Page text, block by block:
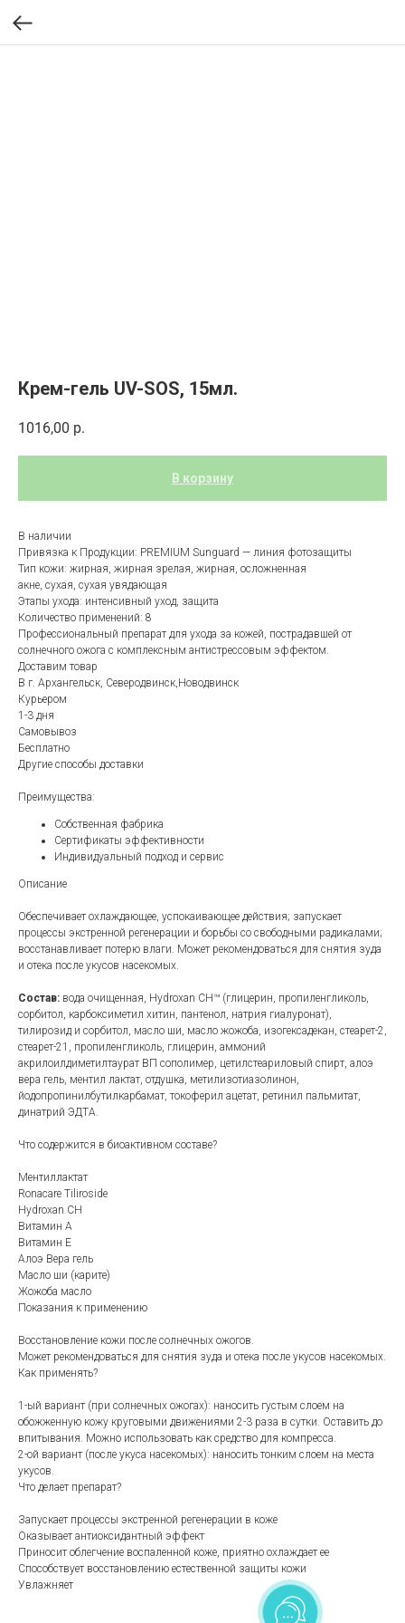
Крем-гель UV-SOS, 15мл.
1016,00 р.
В корзину
В наличии
Привязка к Продукции: PREMIUM Sunguard — линия фотозащиты
Тип кожи: жирная, жирная зрелая, жирная, осложненная
акне, сухая, сухая увядающая
Этапы ухода: интенсивный уход, защита
Количество применений: 8
Профессиональный препарат для ухода за кожей, пострадавшей от
солнечного ожога с комплексным антистрессовым эффектом.
Доставим товар
В г. Архангельск, Северодвинск,Новодвинск
Курьером
1-3 дня
Самовывоз
Бесплатно
Другие способы доставки
Преимущества:
Собственная фабрика
Сертификаты эффективности
Индивидуальный подход и сервис
Описание
Обеспечивает охлаждающее, успокаивающее действия; запускает
процессы экстренной регенерации и борьбы со свободными радикалами;
восстанавливает потерю влаги. Может рекомендоваться для снятия зуда
и отека после укусов насекомых.
Состав: вода очищенная, Hydroxan CH™ (глицерин, пропиленгликоль,
сорбитол, карбоксиметил хитин, пантенол, натрия гиалуронат),
тилирозид и сорбитол, масло ши, масло жожоба, изогексадекан, стеарет-2,
стеарет-21, пропиленгликоль, глицерин, аммоний
акрилоилдиметилтаурат ВП сополимер, цетилстеариловый спирт, алоэ
вера гель, ментил лактат, отдушка, метилизотиазолинон,
йодопропинилбутилкарбамат, токоферил ацетат, ретинил пальмитат,
динатрий ЭДТА.
Что содержится в биоактивном составе?
Ментиллактат
Ronacare Tiliroside
Hydroxan CH
Витамин А
Витамин Е
Алоэ Вера гель
Масло ши (карите)
Жожоба масло
Показания к применению
Восстановление кожи после солнечных ожогов.
Может рекомендоваться для снятия зуда и отека после укусов насекомых.
Как применять?
1-ый вариант (при солнечных ожогах): наносить густым слоем на
обожженную кожу круговыми движениями 2-3 раза в сутки. Оставить до
впитывания. Можно использовать как средство для компресса.
2-ой вариант (после укуса насекомых): наносить тонким слоем на места
укусов.
Что делает препарат?
Запускает процессы экстренной регенерации в коже
Оказывает антиоксидантный эффект
Приносит облегчение воспаленной коже, приятно охлаждает ее
Способствует восстановлению естественной защиты кожи
Увлажняет